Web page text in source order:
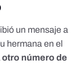
un mensaje a
hermana en el
otro número de